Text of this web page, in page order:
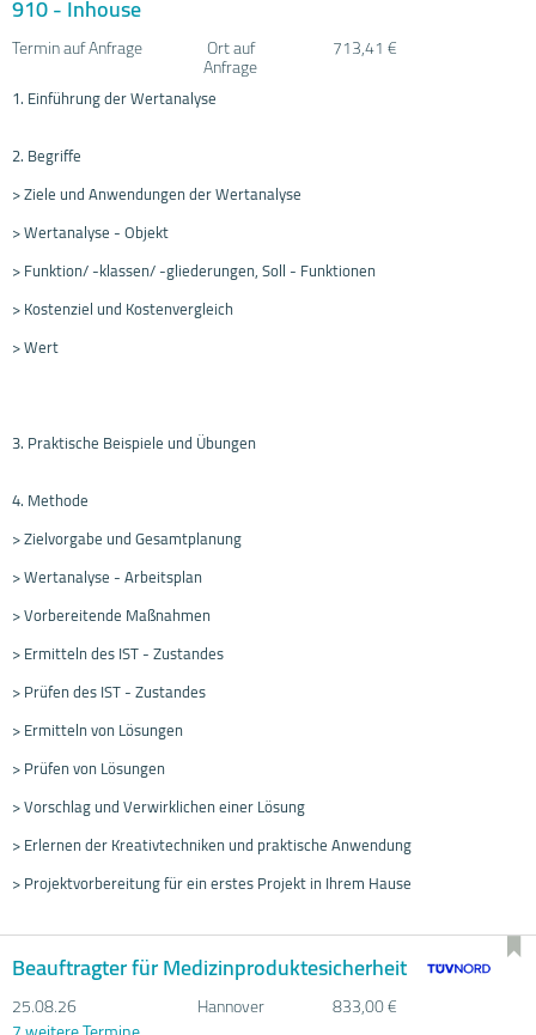
910 - Inhouse
Termin auf Anfrage Ort auf
Anfrage
713,41 €
1. Einführung der Wertanalyse
2. Begriffe
> Ziele und Anwendungen der Wertanalyse
> Wertanalyse - Objekt
> Funktion/ -klassen/ -gliederungen, Soll - Funktionen
> Kostenziel und Kostenvergleich
> Wert
3. Praktische Beispiele und Übungen
4. Methode
> Zielvorgabe und Gesamtplanung
> Wertanalyse - Arbeitsplan
> Vorbereitende Maßnahmen
> Ermitteln des IST - Zustandes
> Prüfen des IST - Zustandes
> Ermitteln von Lösungen
> Prüfen von Lösungen
> Vorschlag und Verwirklichen einer Lösung
> Erlernen der Kreativtechniken und praktische Anwendung
> Projektvorbereitung für ein erstes Projekt in Ihrem Hause
Beauftragter für Medizinproduktesicherheit
25.08.26 Hannover
833,00 €